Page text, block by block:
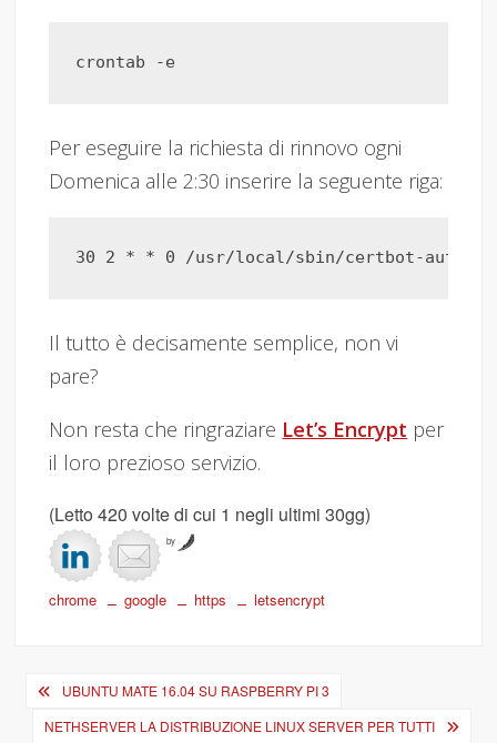
Per eseguire la richiesta di rinnovo ogni
Domenica alle 2:30 inserire la seguente riga:
Il tutto è decisamente semplice, non vi
pare?
Non resta che ringraziare Let’s Encrypt per
il loro prezioso servizio.
(Letto 420 volte di cui 1 negli ultimi 30gg)
by
chrome google https letsencrypt
Navigazione
articoli
UBUNTU MATE 16.04 SU RASPBERRY PI 3
NETHSERVER LA DISTRIBUZIONE LINUX SERVER PER TUTTI